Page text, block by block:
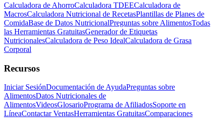
Calculadora de AhorroCalculadora TDEECalculadora de
MacrosCalculadora Nutricional de RecetasPlantillas de Planes de
ComidaBase de Datos NutricionalPreguntas sobre AlimentosTodas
las Herramientas GratuitasGenerador de Etiquetas
NutricionalesCalculadora de Peso IdealCalculadora de Grasa
Corporal
Recursos
Iniciar SesiónDocumentación de AyudaPreguntas sobre
AlimentosDatos Nutricionales de
AlimentosVideosGlosarioPrograma de AfiliadosSoporte en
LíneaContactar VentasHerramientas GratuitasComparaciones